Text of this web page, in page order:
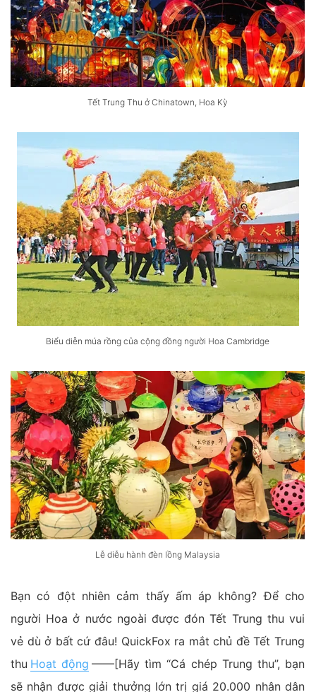
Tết Trung Thu ở Chinatown, Hoa Kỳ
Biểu diễn múa rồng của cộng đồng người Hoa Cambridge
Lễ diễu hành đèn lồng Malaysia
Bạn có đột nhiên cảm thấy ấm áp không? Để cho
người Hoa ở nước ngoài được đón Tết Trung thu vui
vẻ dù ở bất cứ đâu! QuickFox ra mắt chủ đề Tết Trung
thu Hoạt động ——[Hãy tìm “Cá chép Trung thu”, bạn
sẽ nhận được giải thưởng lớn trị giá 20.000 nhân dân